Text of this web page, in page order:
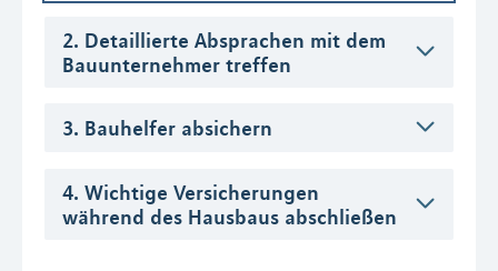
2. Detaillierte Absprachen mit dem
Bauunternehmer treffen
3. Bauhelfer absichern
4. Wichtige Versicherungen
während des Hausbaus abschließen